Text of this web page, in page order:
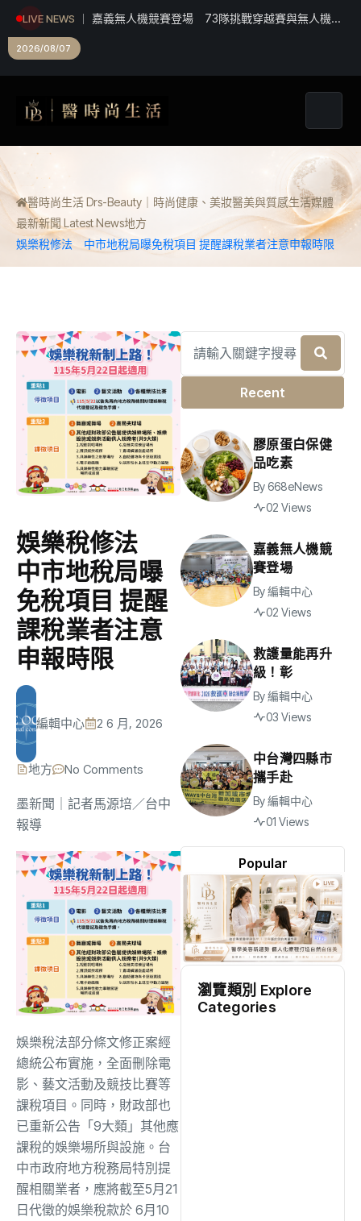
LIVE NEWS
救護量能再升級！彰化聯合捐贈4輛高規格救護車
2026/08/07
醫時尚生活 Drs-Beauty｜時尚健康、美妝醫美與質感生活媒體
最新新聞 Latest News地方
娛樂稅修法 中市地稅局曝免稅項目 提醒課稅業者注意申報時限
娛樂稅修法
中市地稅局曝
免稅項目 提醒
課稅業者注意
申報時限
編輯中心 2 6 月, 2026
地方 No Comments
墨新聞 ｜記者馬源培／台中
報導
娛樂稅法部分條文修正案經
總統公布實施，全面刪除電
影、藝文活動及競技比賽等
課稅項目。同時，財政部也
已重新公告「9大類」其他應
課稅的娛樂場所與設施。台
中市政府地方稅務局特別提
醒相關業者，應將截至5月21
日代徵的娛樂稅款於 6月10
Recent
Popular
膠原蛋白保健
品吃素
By668eNews
02 Views
嘉義無人機競
賽登場
By編輯中心
02 Views
救護量能再升
級！彰
By編輯中心
03 Views
中台灣四縣市
攜手赴
By編輯中心
01 Views
瀏覽類別 Explore
Categories